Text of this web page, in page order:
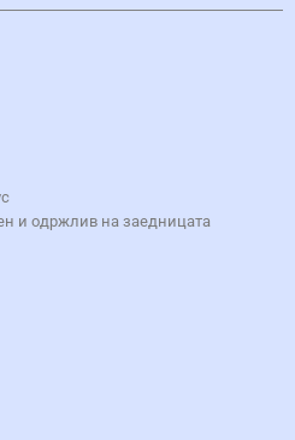
и одржлив на заедницата